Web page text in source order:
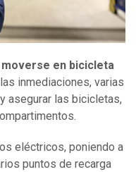
moverse en bicicleta
inmediaciones, varias
asegurar las bicicletas,
eléctricos, poniendo a
puntos de recarga